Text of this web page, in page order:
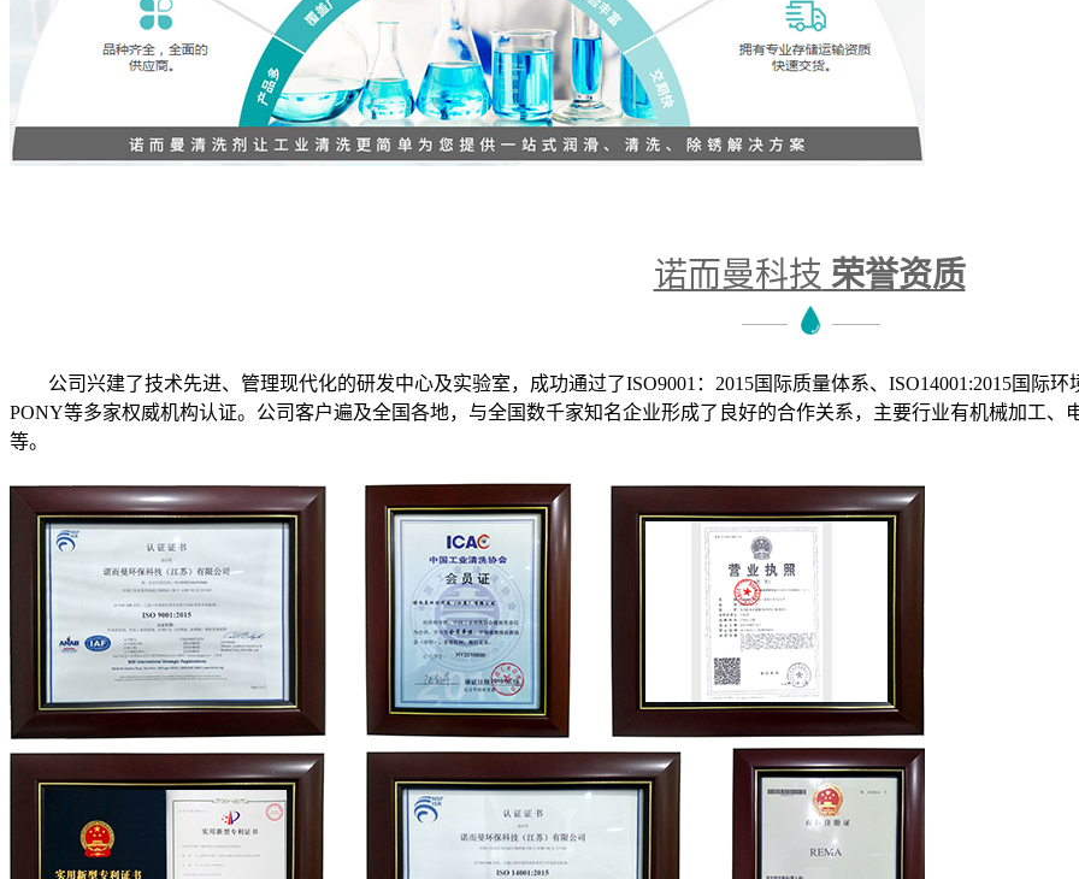
诺而曼科技 荣誉资质
公司兴建了技术先进、管理现代化的研发中心及实验室，成功通过了ISO9001：2015国际质量体系、ISO14001:2015国际
PONY等多家权威机构认证。公司客户遍及全国各地，与全国数千家知名企业形成了良好的合作关系，主要行业有机械加工
等。